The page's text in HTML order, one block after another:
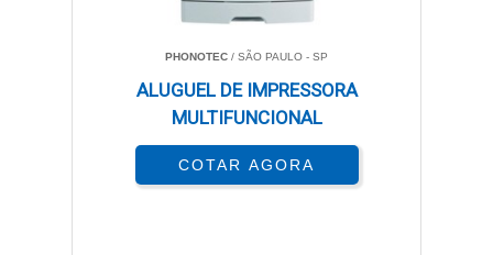
PHONOTEC / SÃO PAULO - SP
ALUGUEL DE IMPRESSORA
MULTIFUNCIONAL
COTAR AGORA